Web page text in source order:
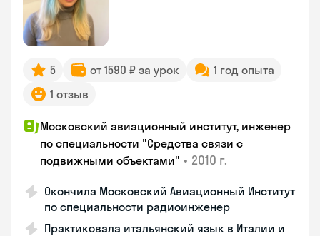
5 от 1590 ₽ за урок
1 год опыта
1 отзыв
Московский авиационный институт, инженер
по специальности "Средства связи с
подвижными объектами" • 2010 г.
Окончила Московский Авиационный Институт
по специальности радиоинженер
Практиковала итальянский язык в Италии и